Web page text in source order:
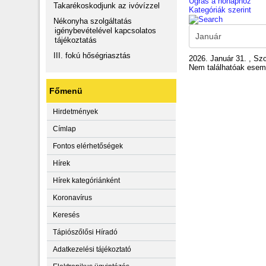
Takarékoskodjunk az ivóvízzel
Nékonyha szolgáltatás
igénybevételével kapcsolatos
tájékoztatás
III. fokú hőségriasztás
Főmenü
Hirdetmények
Címlap
Fontos elérhetőségek
Hírek
Hírek kategóriánként
Koronavírus
Keresés
Tápiószőlősi Híradó
Adatkezelési tájékoztató
Kategóriák szerint
2026. Január 31. ,
Nem találhatóak